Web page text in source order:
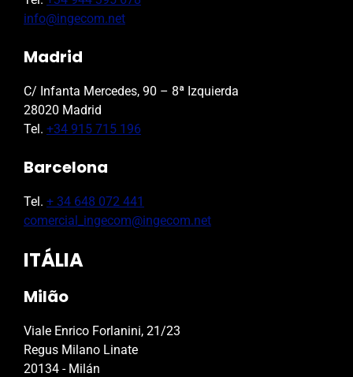
info@ingecom.net
Madrid
C/ Infanta Mercedes, 90 – 8ª Izquierda
28020 Madrid
Tel. +34 915 715 196
Barcelona
Tel. + 34 648 072 441
comercial_ingecom@ingecom.net
ITÁLIA
Milão
Viale Enrico Forlanini, 21/23
Regus Milano Linate
20134 - Milán